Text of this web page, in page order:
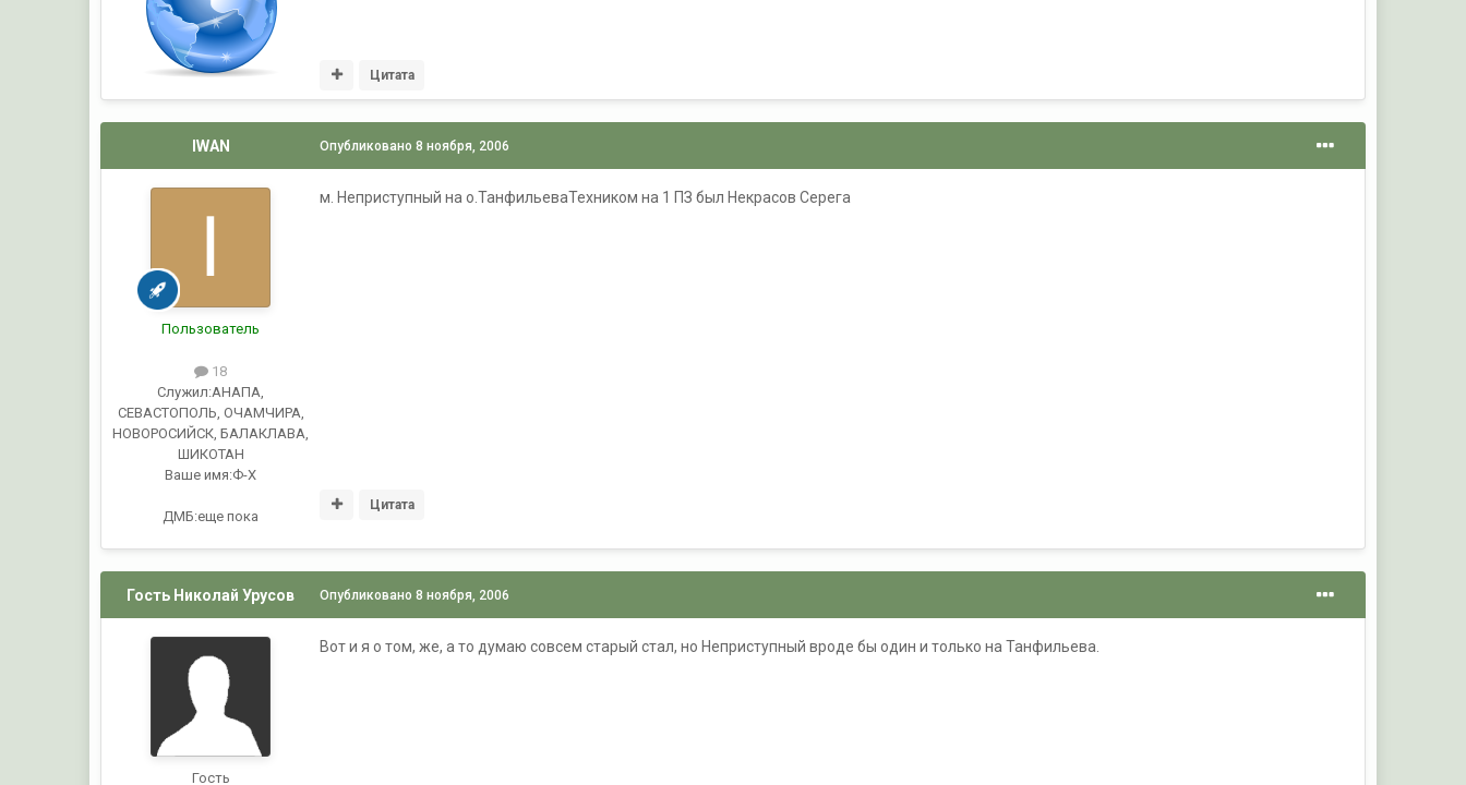
Цитата
IWAN
Пользователь
18
Служил:АНАПА,
СЕВАСТОПОЛЬ, ОЧАМЧИРА,
НОВОРОСИЙСК, БАЛАКЛАВА,
ШИКОТАН
Ваше имя:Ф-Х
ДМБ:еще пока
Опубликовано8 ноября, 2006
м. Неприступный на о.ТанфильеваТехником на 1 ПЗ был Некрасов Серега
Цитата
Гость Николай Урусов
Гость
Опубликовано8 ноября, 2006
Вот и я о том, же, а то думаю совсем старый стал, но Неприступный вроде бы один и только на Танфильева.